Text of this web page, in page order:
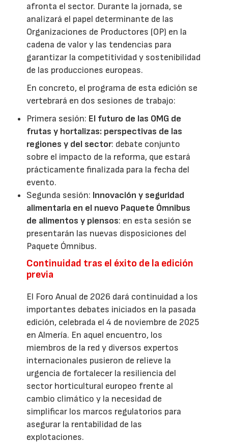
afronta el sector. Durante la jornada, se
analizará el papel determinante de las
Organizaciones de Productores (OP) en la
cadena de valor y las tendencias para
garantizar la competitividad y sostenibilidad
de las producciones europeas.
En concreto, el programa de esta edición se
vertebrará en dos sesiones de trabajo:
Primera sesión: El futuro de las OMG de
frutas y hortalizas: perspectivas de las
regiones y del sector: debate conjunto
sobre el impacto de la reforma, que estará
prácticamente finalizada para la fecha del
evento.
Segunda sesión: Innovación y seguridad
alimentaria en el nuevo Paquete Ómnibus
de alimentos y piensos: en esta sesión se
presentarán las nuevas disposiciones del
Paquete Ómnibus.
Continuidad tras el éxito de la edición
previa
El Foro Anual de 2026 dará continuidad a los
importantes debates iniciados en la pasada
edición, celebrada el 4 de noviembre de 2025
en Almería. En aquel encuentro, los
miembros de la red y diversos expertos
internacionales pusieron de relieve la
urgencia de fortalecer la resiliencia del
sector horticultural europeo frente al
cambio climático y la necesidad de
simplificar los marcos regulatorios para
asegurar la rentabilidad de las
explotaciones.